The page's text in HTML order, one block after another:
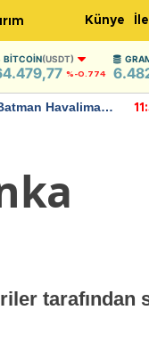
Künye
BITCOIN(USDT)
%-0.774
Havalimanı
tarafından